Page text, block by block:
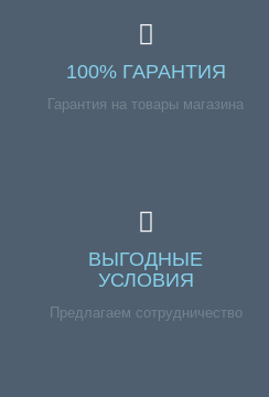
100% ГАРАНТИЯ
Гарантия на товары магазина
ВЫГОДНЫЕ
УСЛОВИЯ
Предлагаем сотрудничество